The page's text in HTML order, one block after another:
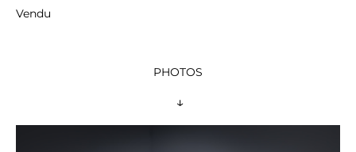
Vendu
PHOTOS
↓